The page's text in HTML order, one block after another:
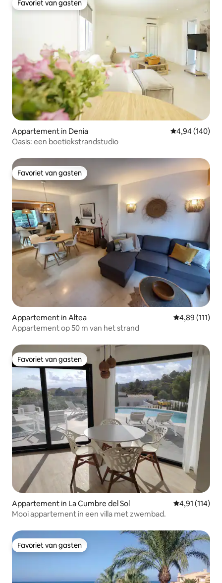
Favoriet van gasten
Favoriet van gasten
Appartement in Denia Gemiddelde
4,94 (140)
Oasis: een boetiekstrandstudio
Favoriet van gasten
Favoriet van gasten
Appartement in Altea Gemiddelde
4,89 (111)
Appartement op 50 m van het strand
Favoriet van gasten
Favoriet van gasten
Appartement in La Cumbre del Sol Gemiddelde
4,91 (114)
Mooi appartement in een villa met zwembad.
Favoriet van gasten
Favoriet van gasten